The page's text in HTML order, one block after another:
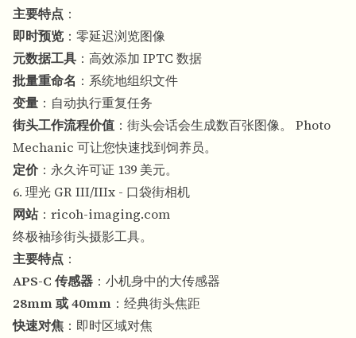
主要特点 ：
即时预览 ：零延迟浏览图像
元数据工具 ：高效添加 IPTC 数据
批量重命名 ：系统地组织文件
变量 ：自动执行重复任务
街头工作流程价值 ：街头会话会生成数百张图像。 Photo
Mechanic 可让您快速找到饲养员。
定价：永久许可证 139 美元。
6. 理光 GR III/IIIx - 口袋街相机
网站： ricoh-imaging.com
终极袖珍街头摄影工具。
主要特点 ：
APS-C 传感器 ：小机身中的大传感器
28mm 或 40mm ：经典街头焦距
快速对焦 ：即时区域对焦